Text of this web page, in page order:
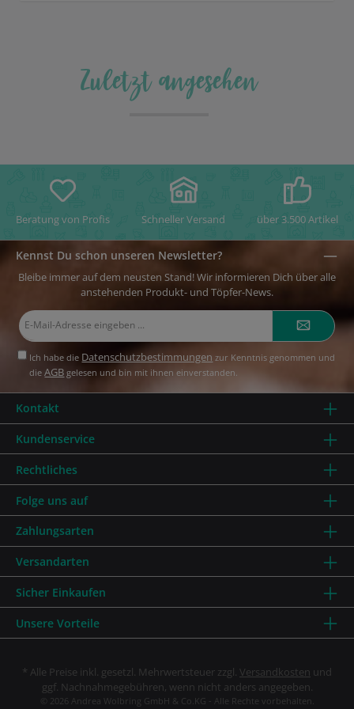
Zuletzt angesehen
Beratung von Profis Schneller Versand über 3.500 Artikel
Kennst Du schon unseren Newsletter?
Bleibe immer auf dem neusten Stand! Wir informieren Dich über alle
anstehenden Produkt- und Töpfer-News.
Ich habe die Datenschutzbestimmungen zur Kenntnis genommen und
dieAGB gelesen und bin mit ihnen einverstanden.
Kundenservice
Rechtliches
Kontakt
Zahlungsarten
Versandarten
Sicher Einkaufen
Folge uns auf
Unsere Vorteile
* Alle Preise inkl. gesetzl. Mehrwertsteuer zzgl. Versandkosten und
ggf. Nachnahmegebühren, wenn nicht anders angegeben.
© 2026 Andrea Wolbring GmbH & Co.KG - Alle Rechte vorbehalten.